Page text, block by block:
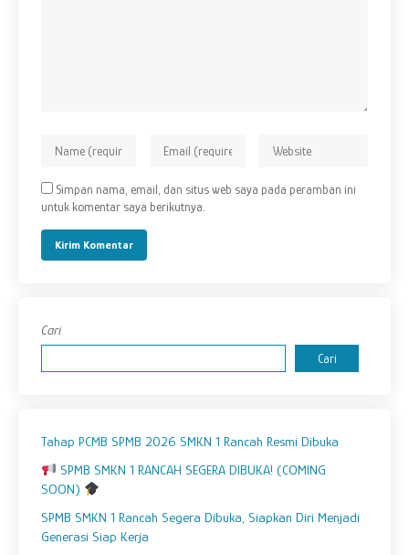
Simpan nama, email, dan situs web saya pada peramban ini
untuk komentar saya berikutnya.
Cari
Cari
Tahap PCMB SPMB 2026 SMKN 1 Rancah Resmi Dibuka
SPMB SMKN 1 RANCAH SEGERA DIBUKA! (COMING
SOON)
SPMB SMKN 1 Rancah Segera Dibuka, Siapkan Diri Menjadi
Generasi Siap Kerja